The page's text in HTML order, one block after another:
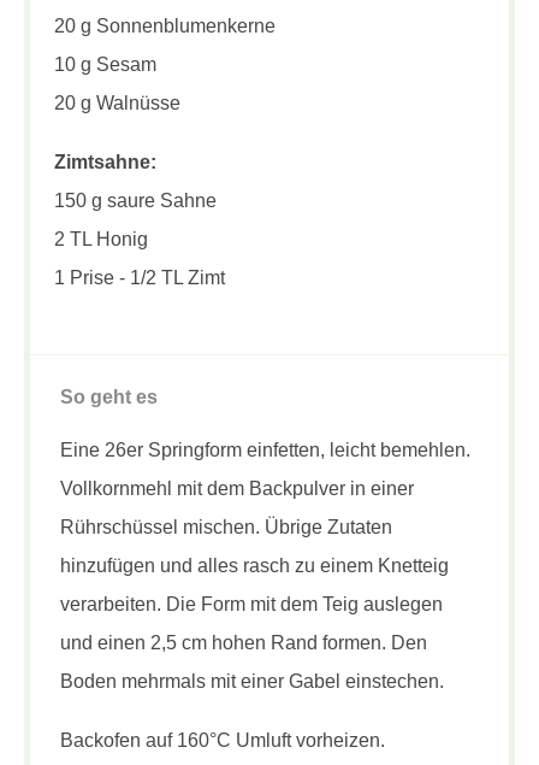
20 g Sonnenblumenkerne
10 g Sesam
20 g Walnüsse
Zimtsahne:
150 g saure Sahne
2 TL Honig
1 Prise - 1/2 TL Zimt
So geht es
Eine 26er Springform einfetten, leicht bemehlen.
Vollkornmehl mit dem Backpulver in einer
Rührschüssel mischen. Übrige Zutaten
hinzufügen und alles rasch zu einem Knetteig
verarbeiten. Die Form mit dem Teig auslegen
und einen 2,5 cm hohen Rand formen. Den
Boden mehrmals mit einer Gabel einstechen.
Backofen auf 160°C Umluft vorheizen.